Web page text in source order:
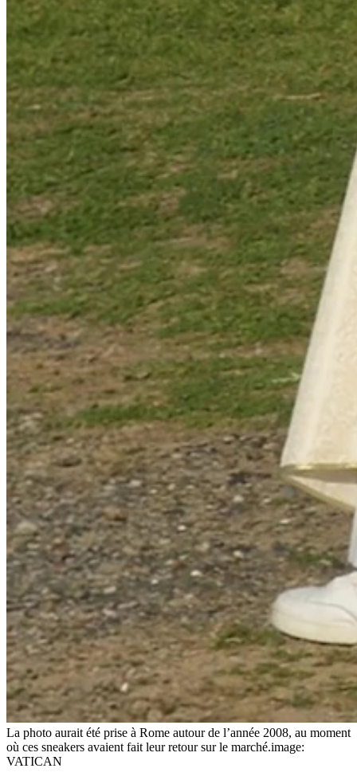
La photo aurait été prise à Rome autour de l’année 2008, au moment
où ces sneakers avaient fait leur retour sur le marché.image:
VATICAN